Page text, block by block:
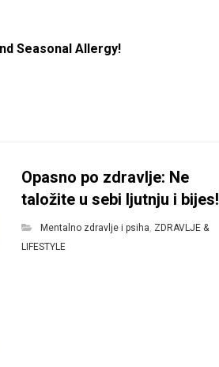
Seasonal Allergy!
Opasno po zdravlje: Ne
taložite u sebi ljutnju i bijes!
Mentalno zdravlje i psiha ZDRAVLJE &
LIFESTYLE